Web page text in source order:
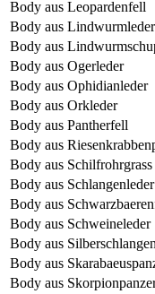
Body aus Leopardenfell
Body aus Lindwurmleder
Body aus
Body aus Ogerleder
Body aus Ophidianleder
Body aus Orkleder
Body aus Pantherfell
Body aus
Body aus Schilfrohrgrass
Body aus Schlangenleder
Body aus
Body aus Schweineleder
Body aus
Body aus
Body aus